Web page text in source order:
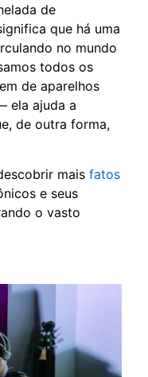
de
que há uma
no mundo
todos os
de aparelhos
ela ajuda a
de outra forma,
mais fatos
e seus
o vasto